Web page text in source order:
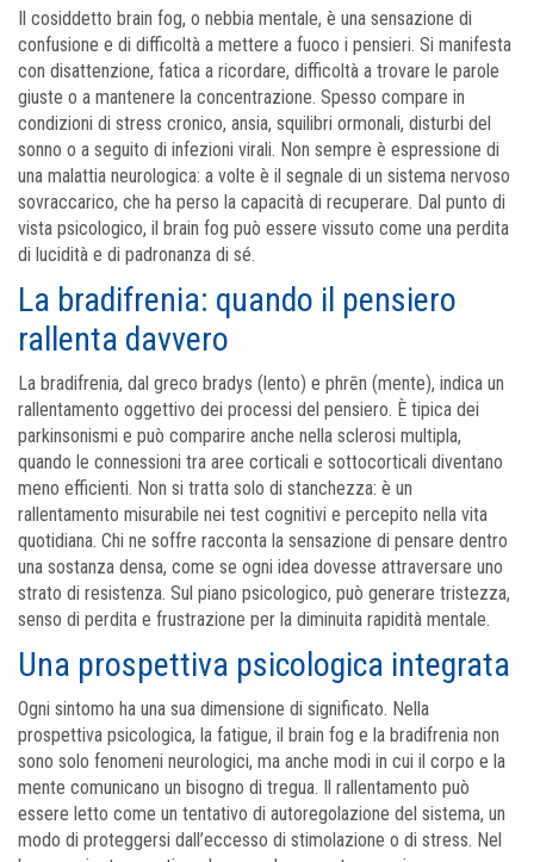
Il cosiddetto brain fog, o nebbia mentale, è una sensazione di
confusione e di difficoltà a mettere a fuoco i pensieri. Si manifesta
con disattenzione, fatica a ricordare, difficoltà a trovare le parole
giuste o a mantenere la concentrazione. Spesso compare in
condizioni di stress cronico, ansia, squilibri ormonali, disturbi del
sonno o a seguito di infezioni virali. Non sempre è espressione di
una malattia neurologica: a volte è il segnale di un sistema nervoso
sovraccarico, che ha perso la capacità di recuperare. Dal punto di
vista psicologico, il brain fog può essere vissuto come una perdita
di lucidità e di padronanza di sé.
La bradifrenia: quando il pensiero
rallenta davvero
La bradifrenia, dal greco bradys (lento) e phrēn (mente), indica un
rallentamento oggettivo dei processi del pensiero. È tipica dei
parkinsonismi e può comparire anche nella sclerosi multipla,
quando le connessioni tra aree corticali e sottocorticali diventano
meno efficienti. Non si tratta solo di stanchezza: è un
rallentamento misurabile nei test cognitivi e percepito nella vita
quotidiana. Chi ne soffre racconta la sensazione di pensare dentro
una sostanza densa, come se ogni idea dovesse attraversare uno
strato di resistenza. Sul piano psicologico, può generare tristezza,
senso di perdita e frustrazione per la diminuita rapidità mentale.
Una prospettiva psicologica integrata
Ogni sintomo ha una sua dimensione di significato. Nella
prospettiva psicologica, la fatigue, il brain fog e la bradifrenia non
sono solo fenomeni neurologici, ma anche modi in cui il corpo e la
mente comunicano un bisogno di tregua. Il rallentamento può
essere letto come un tentativo di autoregolazione del sistema, un
modo di proteggersi dall’eccesso di stimolazione o di stress. Nel